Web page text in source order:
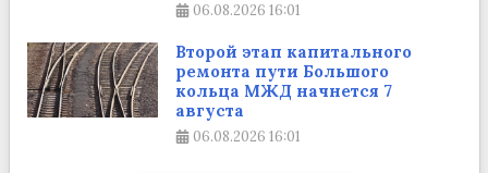
06.08.2026 16:01
Второй этап капитального
ремонта пути Большого
кольца МЖД начнется 7
августа
06.08.2026 16:01